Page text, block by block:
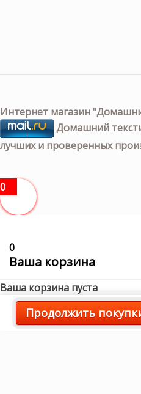
Интернет магазин
Домашний
лучших и проверенных
0
0
Ваша корзина
Ваша корзина пуста
Продолжить